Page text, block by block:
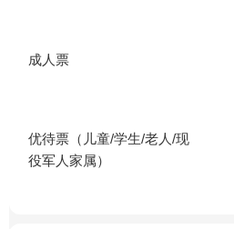
成人票
优待票（儿童/学生/老人/现
役军人家属）